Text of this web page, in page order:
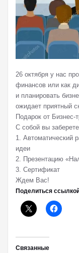
26 октября у нас
финансов или как
и планировать
ожидает приятный
Подарок от Бизнес-
С собой вы
1. Автоматический
идеи
2. Презентацию
3. Сертификат
Ждем Вас!
Поделиться
Связанные